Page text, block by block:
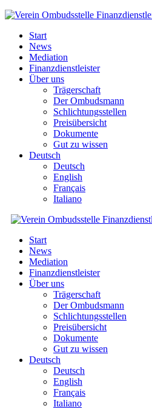
Start
News
Mediation
Finanzdienstleister
Über uns
Trägerschaft
Der Ombudsmann
Schlichtungsstellen
Preisübersicht
Dokumente
Gut zu wissen
Deutsch
Deutsch
English
Français
Italiano
Start
News
Mediation
Finanzdienstleister
Über uns
Trägerschaft
Der Ombudsmann
Schlichtungsstellen
Preisübersicht
Dokumente
Gut zu wissen
Deutsch
Deutsch
English
Français
Italiano